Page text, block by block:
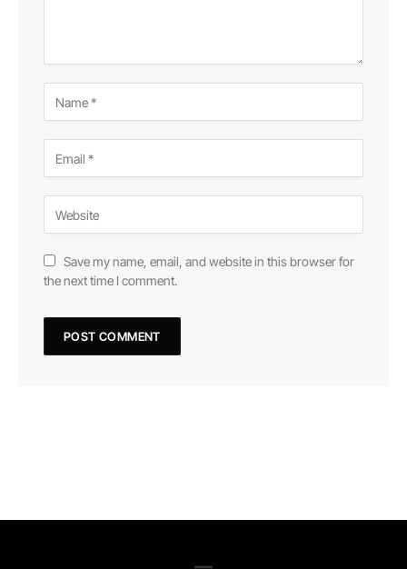
Save my name, email, and website in this browser for
the next time I comment.